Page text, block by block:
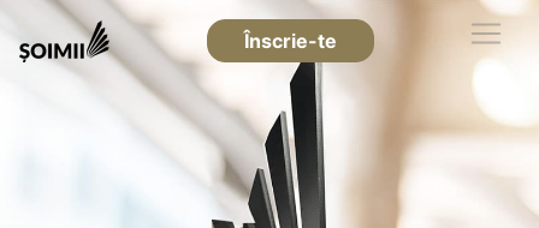
Înscrie-te